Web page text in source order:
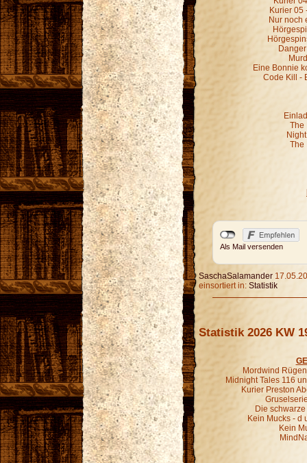
Kurier 05
Nur noch
Eine Bonnie
Code Kill -
The
The
Als Mail versenden
SaschaSalamander
einsortiert in: Statistik
Statistik 2026 KW
Mordwind
Midnight Tales 116
Kurier Preston
Die
Kein Mucks - d
Kein